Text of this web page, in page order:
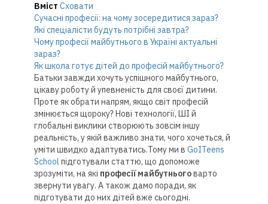
Вміст Сховати
Сучасні професії: на чому зосередитися зараз?
Які спеціалісти будуть потрібні завтра?
Чому професії майбутнього в Україні актуальні
зараз?
Як школа готує дітей до професій майбутнього?
Батьки завжди хочуть успішного майбутнього,
цікаву роботу й упевненість для своєї дитини.
Проте як обрати напрям, якщо світ професій
змінюється щороку? Нові технології, ШІ й
глобальні виклики створюють зовсім іншу
реальність, у якій важливо знати, чого хочеться, й
уміти швидко адаптуватись.Тому ми в GoITeens
School підготували статтю, що допоможе
зрозуміти, на які професії майбутньоговарто
звернути увагу. А також дамо поради, як
підготувати до них дітей вже сьогодні.